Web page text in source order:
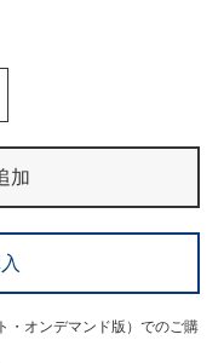
加
・オンデマンド版）でのご購